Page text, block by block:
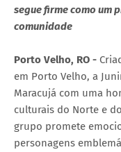
segue firme como um
comunidade
Porto Velho, RO -
em Porto Velho, a
Maracujá com uma
culturais do Norte e
grupo promete
personagens